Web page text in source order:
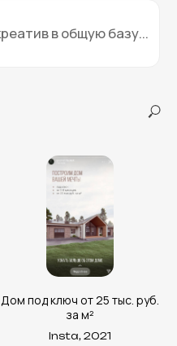
Дом под ключ от 25 тыс. руб.
за м²
Insta, 2021